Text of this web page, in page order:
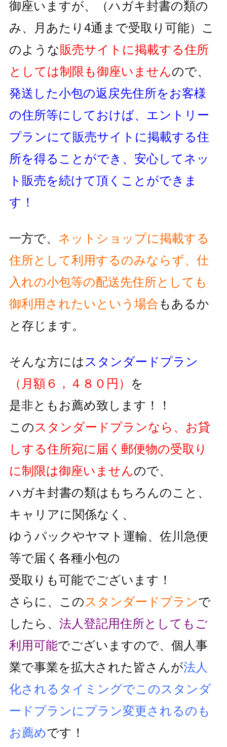
御座いますが、
（ハガキ封書の類の
み、月あたり4通まで受取り可能） こ
のような販売サイトに掲載する住所
としては制限も御座いませんので、
発送した小包の返戻先住所をお客様
の住所等にしておけば、 エントリー
プランにて販売サイトに掲載する住
所を得ることができ、 安心してネッ
ト販売を続けて頂くことができま
す！
一方で、 ネットショップに掲載する
住所として利用するのみならず、 仕
入れの小包等の配送先住所としても
御利用されたいという 場合もあるか
と存じます。
そんな方には スタンダードプラン
（月額６，４８０円） を
是非ともお薦め致します！！
この スタンダードプランなら、お貸
しする住所宛に届く郵便物の受取り
に制限は御座いませんので、
ハガキ封書の類はもちろんのこと、
キャリアに関係なく、
ゆうパックやヤマト運輸、佐川急便
等で届く各種小包の
受取りも可能でございます！
さらに、この スタンダードプランで
したら、 法人登記用住所としても ご
利用可能でございますので、個人事
業で事業を拡大された皆さんが法人
化されるタイミングでこのスタンダ
ードプランにプラン変更されるのも
お薦めです！